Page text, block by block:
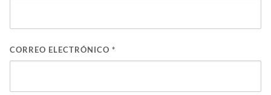
CORREO ELECTRÓNICO *